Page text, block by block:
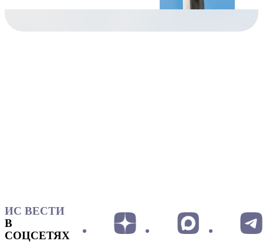
ИС ВЕСТИ
В
СОЦСЕТЯХ